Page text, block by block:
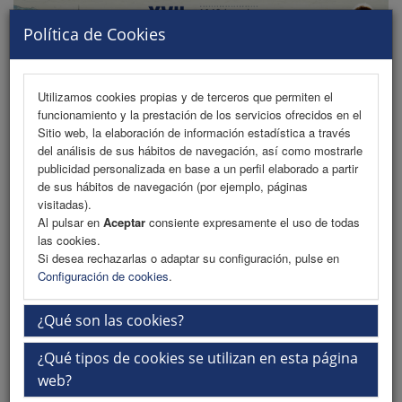
Política de Cookies
Utilizamos cookies propias y de terceros que permiten el
funcionamiento y la prestación de los servicios ofrecidos en el
Sitio web, la elaboración de información estadística a través
del análisis de sus hábitos de navegación, así como mostrarle
publicidad personalizada en base a un perfil elaborado a partir
de sus hábitos de navegación (por ejemplo, páginas
visitadas).
Al pulsar en Aceptar consiente expresamente el uso de todas
las cookies.
Si desea rechazarlas o adaptar su configuración, pulse en
Configuración de cookies.
¿Qué son las cookies?
¿Qué tipos de cookies se utilizan en esta página
web?
MENU
Comité de Honor
Comité Científico
Comité Organizador
Fechas importantes
Mayo 2024
Apertura plazo de contratación patrocinadores